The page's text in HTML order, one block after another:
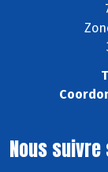
Nous